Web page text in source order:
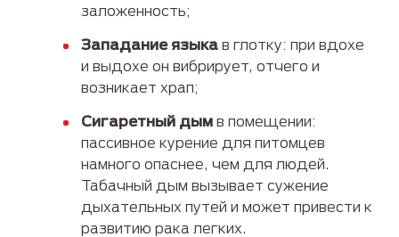
заложенность;
Западание языка в глотку: при вдохе
и выдохе он вибрирует, отчего и
возникает храп;
Сигаретный дым в помещении:
пассивное курение для питомцев
намного опаснее, чем для людей.
Табачный дым вызывает сужение
дыхательных путей и может привести к
развитию рака легких.